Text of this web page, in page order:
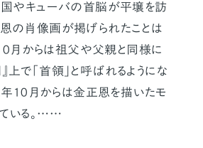
国やキューバの首脳が平壌を訪
の肖像画が掲げられたことは
月からは祖父や父親と同様に
上で「首領」と呼ばれるようにな
年10月からは金正恩を描いたモ
いる。……